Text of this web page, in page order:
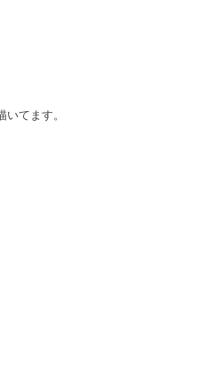
てます。